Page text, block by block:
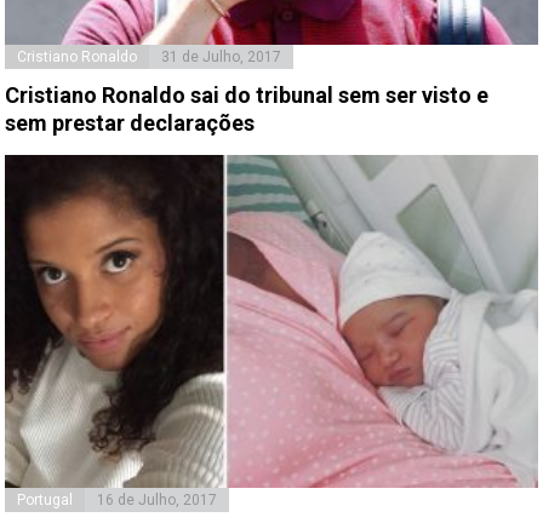
Cristiano Ronaldo 31 de Julho, 2017
Cristiano Ronaldo sai do tribunal sem ser visto e
sem prestar declarações
Portugal 16 de Julho, 2017